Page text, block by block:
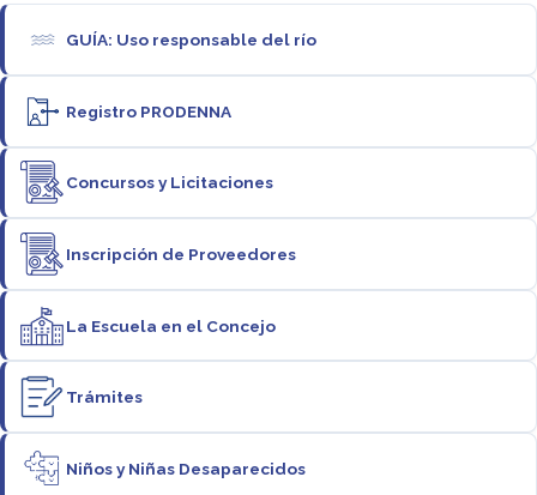
GUÍA: Uso responsable del río
Registro PRODENNA
Concursos y Licitaciones
Inscripción de Proveedores
La Escuela en el Concejo
Trámites
Niños y Niñas Desaparecidos